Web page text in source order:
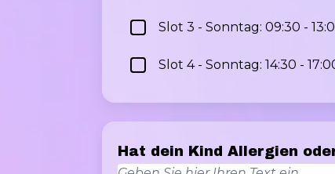
Slot 3 - Sonntag: 09:30 -
Slot 4 - Sonntag: 14:30 -
Hat dein Kind Allergien